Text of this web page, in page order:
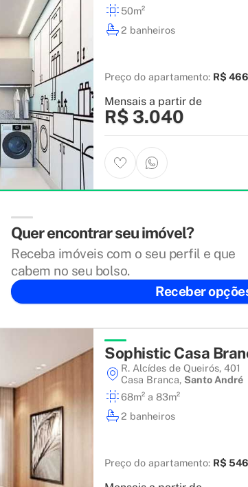
50m²
2 banheiros
Preço do apartamento: R$
Mensais a partir de
R$ 3.040
Quer encontrar seu imóvel?
Receba imóveis com o seu perfil e que
cabem no seu bolso.
Receber
Sophistic Casa
R. Alcídes de Queirós, 401
Casa Branca, Santo André
68m² a 83m²
2 banheiros
Preço do apartamento: R$